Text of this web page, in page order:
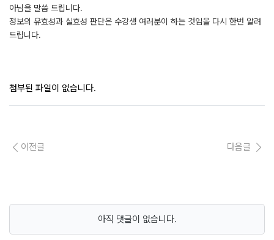
아님을 말씀 드립니다.
정보의 유효성과 실효성 판단은 수강생 여러분이 하는 것임을 다시 한번 알려
드립니다.
첨부된 파일이 없습니다.
이전글 다음글
아직 댓글이 없습니다.